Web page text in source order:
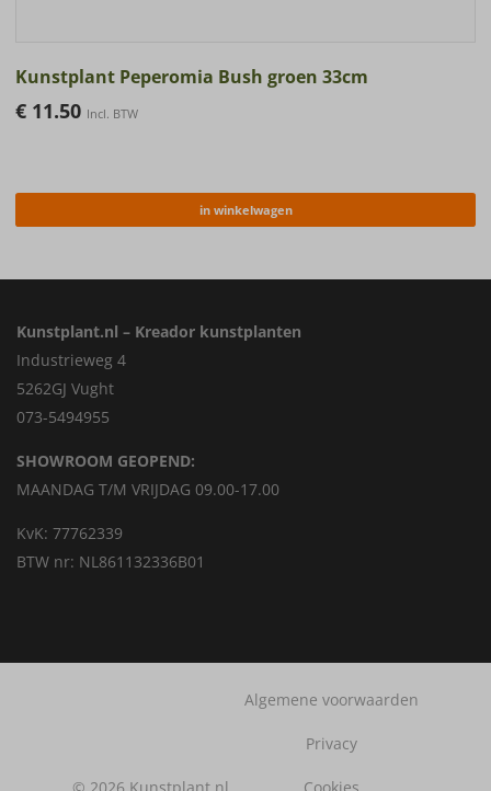
Kunstplant Peperomia Bush groen 33cm
€ 11.50 Incl. BTW
in winkelwagen
Kunstplant.nl – Kreador kunstplanten
Industrieweg 4
5262GJ Vught
073-5494955
SHOWROOM GEOPEND:
MAANDAG T/M VRIJDAG 09.00-17.00
KvK: 77762339
BTW nr: NL861132336B01
Algemene voorwaarden
Privacy